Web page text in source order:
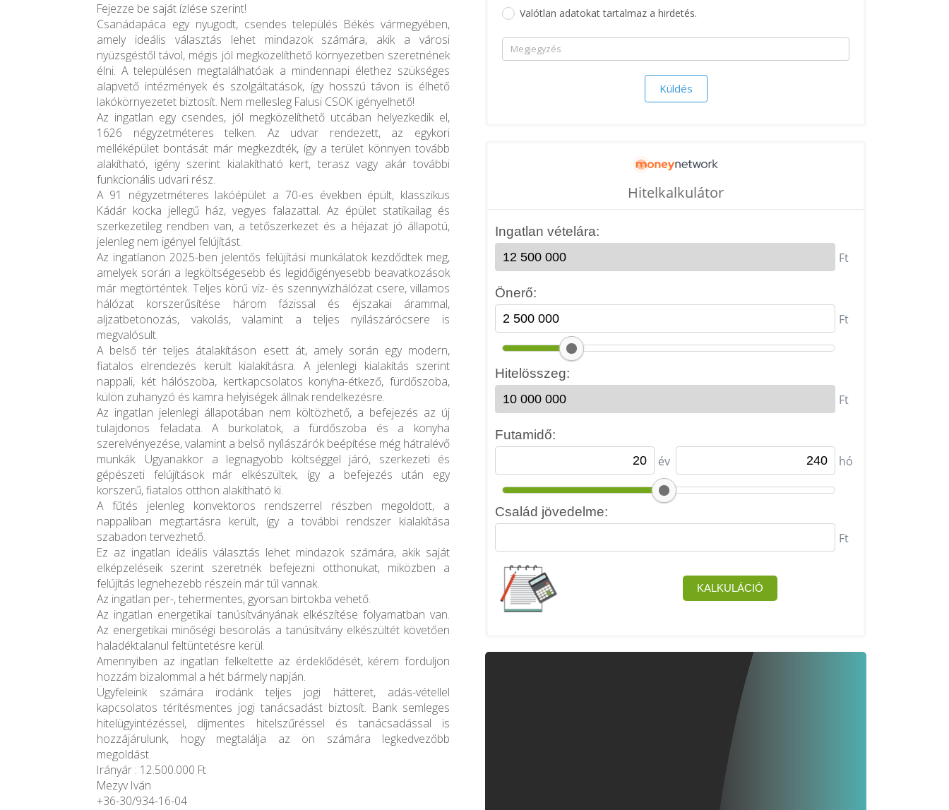
Fejezze be saját ízlése szerint!
Csanádapáca egy nyugodt, csendes település Békés vármegyében,
amely ideális választás lehet mindazok számára, akik a városi
nyüzsgéstől távol, mégis jól megközelíthető környezetben szeretnének
élni. A településen megtalálhatóak a mindennapi élethez szükséges
alapvető intézmények és szolgáltatások, így hosszú távon is élhető
lakókörnyezetet biztosít. Nem mellesleg Falusi CSOK igényelhető!
Az ingatlan egy csendes, jól megközelíthető utcában helyezkedik el,
1626 négyzetméteres telken. Az udvar rendezett, az egykori
melléképület bontását már megkezdték, így a terület könnyen tovább
alakítható, igény szerint kialakítható kert, terasz vagy akár további
funkcionális udvari rész.
A 91 négyzetméteres lakóépület a 70-es években épült, klasszikus
Kádár kocka jellegű ház, vegyes falazattal. Az épület statikailag és
szerkezetileg rendben van, a tetőszerkezet és a héjazat jó állapotú,
jelenleg nem igényel felújítást.
Az ingatlanon 2025-ben jelentős felújítási munkálatok kezdődtek meg,
amelyek során a legköltségesebb és legidőigényesebb beavatkozások
már megtörténtek. Teljes körű víz- és szennyvízhálózat csere, villamos
hálózat korszerűsítése három fázissal és éjszakai árammal,
aljzatbetonozás, vakolás, valamint a teljes nyílászárócsere is
megvalósult.
A belső tér teljes átalakításon esett át, amely során egy modern,
fiatalos elrendezés került kialakításra. A jelenlegi kialakítás szerint
nappali, két hálószoba, kertkapcsolatos konyha-étkező, fürdőszoba,
külön zuhanyzó és kamra helyiségek állnak rendelkezésre.
Az ingatlan jelenlegi állapotában nem költözhető, a befejezés az új
tulajdonos feladata. A burkolatok, a fürdőszoba és a konyha
szerelvényezése, valamint a belső nyílászárók beépítése még hátralévő
munkák. Ugyanakkor a legnagyobb költséggel járó, szerkezeti és
gépészeti felújítások már elkészültek, így a befejezés után egy
korszerű, fiatalos otthon alakítható ki.
A fűtés jelenleg konvektoros rendszerrel részben megoldott, a
nappaliban megtartásra került, így a további rendszer kialakítása
szabadon tervezhető.
Ez az ingatlan ideális választás lehet mindazok számára, akik saját
elképzeléseik szerint szeretnék befejezni otthonukat, miközben a
felújítás legnehezebb részein már túl vannak.
Az ingatlan per-, tehermentes, gyorsan birtokba vehető.
Az ingatlan energetikai tanúsítványának elkészítése folyamatban van.
Az energetikai minőségi besorolás a tanúsítvány elkészültét követően
haladéktalanul feltüntetésre kerül.
Amennyiben az ingatlan felkeltette az érdeklődését, kérem forduljon
hozzám bizalommal a hét bármely napján.
Ügyfeleink számára irodánk teljes jogi hátteret, adás-vétellel
kapcsolatos térítésmentes jogi tanácsadást biztosít. Bank semleges
hitelügyintézéssel, díjmentes hitelszűréssel és tanácsadással is
hozzájárulunk, hogy megtalálja az ön számára legkedvezőbb
megoldást.
Irányár : 12.500.000 Ft
Mezyv Iván
+36-30/934-16-04
Valótlan adatokat tartalmaz a hirdetés.